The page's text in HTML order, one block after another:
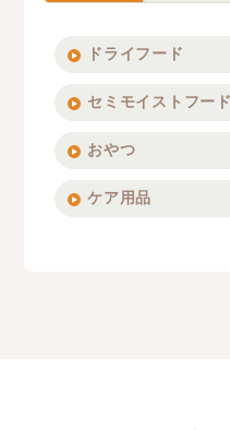
ドライフード
セミモイストフード
おやつ
ケア用品